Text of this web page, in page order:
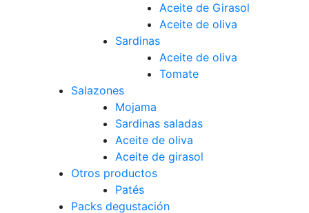
Aceite de Girasol
Aceite de oliva
Sardinas
Aceite de oliva
Tomate
Salazones
Mojama
Sardinas saladas
Aceite de oliva
Aceite de girasol
Otros productos
Patés
Packs degustación